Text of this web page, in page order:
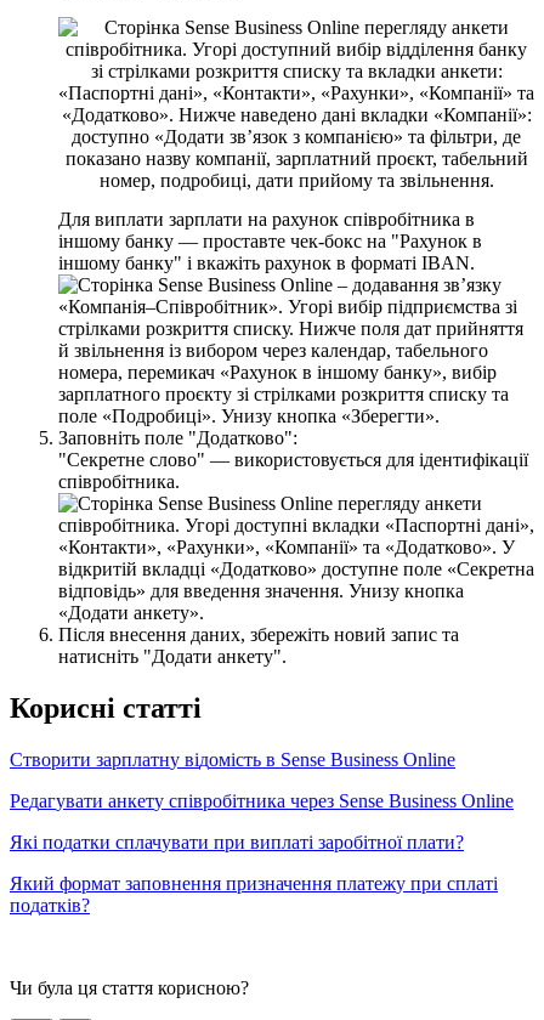
Для виплати зарплати на рахунок співробітника в
іншому банку — проставте чек-бокс на "Рахунок в
іншому банку" і вкажіть рахунок в форматі IBAN.
Заповніть поле "Додатково":
"Секретне слово" — використовується для ідентифікації
співробітника.
Після внесення даних, збережіть новий запис та
натисніть "Додати анкету".
Корисні статті
Створити зарплатну відомість в Sense Business Online
Редагувати анкету співробітника через Sense Business Online
Які податки сплачувати при виплаті заробітної плати?
Який формат заповнення призначення платежу при сплаті
податків?
Чи була ця стаття корисною?